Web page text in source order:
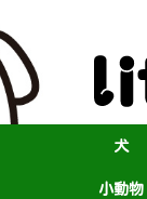
犬
小動物